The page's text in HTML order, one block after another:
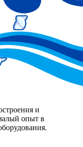
и
опыт в